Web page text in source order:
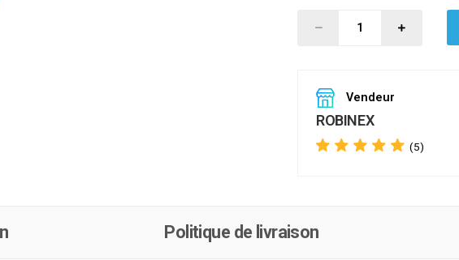
Vendeur
ROBINEX
(5)
Politique de livraison